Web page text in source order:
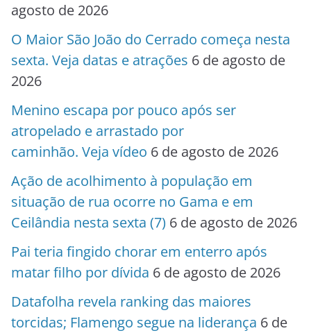
agosto de 2026
O Maior São João do Cerrado começa nesta
sexta. Veja datas e atrações 6 de agosto de
2026
Menino escapa por pouco após ser
atropelado e arrastado por
caminhão. Veja vídeo 6 de agosto de 2026
Ação de acolhimento à população em
situação de rua ocorre no Gama e em
Ceilândia nesta sexta (7) 6 de agosto de 2026
Pai teria fingido chorar em enterro após
matar filho por dívida 6 de agosto de 2026
Datafolha revela ranking das maiores
torcidas; Flamengo segue na liderança 6 de